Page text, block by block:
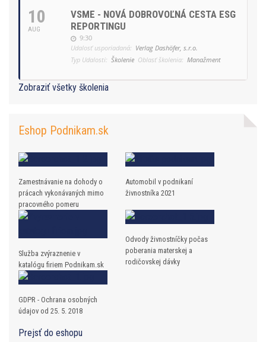
10
AUG
VSME - NOVÁ DOBROVOĽNÁ CESTA ESG
REPORTINGU
9:30
Udalosť usporiadaná: Verlag Dashöfer, s.r.o.
Typ Udalosti: Školenie Oblasť školenia: Manažment
Zobraziť všetky školenia
Eshop Podnikam.sk
Zamestnávanie na dohody o
prácach vykonávaných mimo
pracovného pomeru
Automobil v podnikaní
živnostníka 2021
Služba zvýraznenie v
katalógu firiem Podnikam.sk
Odvody živnostníčky počas
poberania materskej a
rodičovskej dávky
GDPR - Ochrana osobných
údajov od 25. 5. 2018
Prejsť do eshopu